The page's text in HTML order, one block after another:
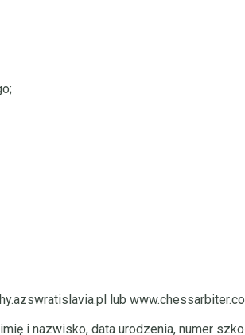
lub
i nazwisko, data urodzenia, numer